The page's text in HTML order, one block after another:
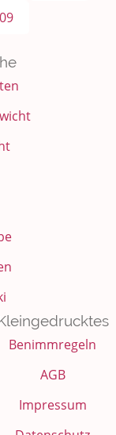
Benimmregeln
AGB
Impressum